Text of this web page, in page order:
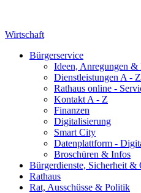
Wirtschaft
Bürgerservice
Ideen, Anregungen &
Dienstleistungen A - Z
Rathaus online -
Kontakt A - Z
Finanzen
Digitalisierung
Smart City
Datenplattform -
Broschüren & Infos
Bürgerdienste, Sicherheit &
Rathaus
Rat, Ausschüsse & Politik